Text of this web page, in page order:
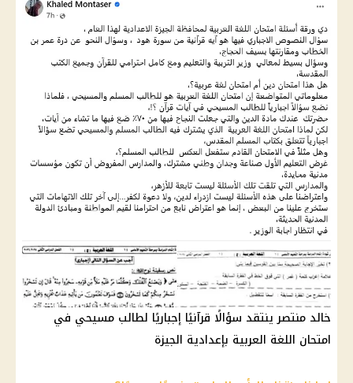
خالد منتصر ينتقد سؤالًا قرآنيًا إجباريًا لطالب مسيحي في
امتحان اللغة العربية بإعدادية الجيزة